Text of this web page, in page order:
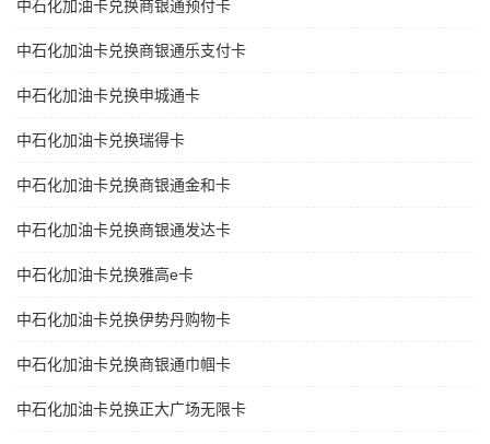
中石化加油卡兑换商银通预付卡
中石化加油卡兑换商银通乐支付卡
中石化加油卡兑换申城通卡
中石化加油卡兑换瑞得卡
中石化加油卡兑换商银通金和卡
中石化加油卡兑换商银通发达卡
中石化加油卡兑换雅高e卡
中石化加油卡兑换伊势丹购物卡
中石化加油卡兑换商银通巾帼卡
中石化加油卡兑换正大广场无限卡